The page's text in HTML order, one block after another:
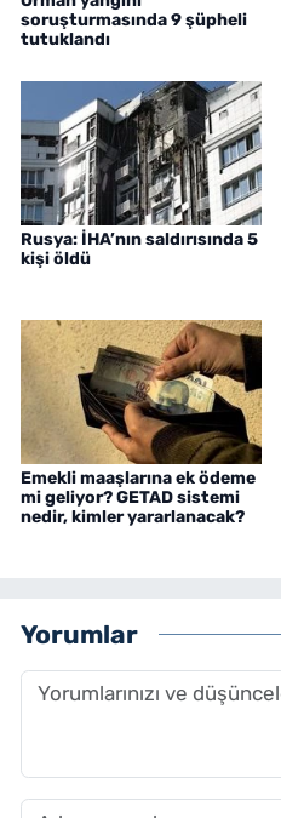
soruşturmasında 9 şüpheli
tutuklandı
Rusya: İHA’nın saldırısında 5
kişi öldü
Emekli maaşlarına ek ödeme
mi geliyor? GETAD sistemi
nedir, kimler yararlanacak?
Yorumlar